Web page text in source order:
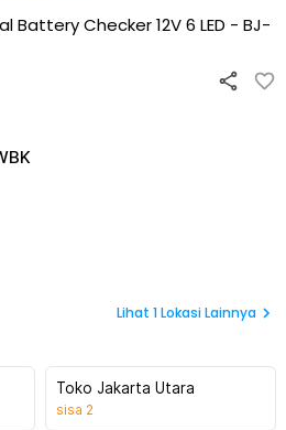
Battery Checker 12V 6 LED - BJ-
Lihat 1Lokasi Lainnya
Toko Jakarta Utara
sisa 2